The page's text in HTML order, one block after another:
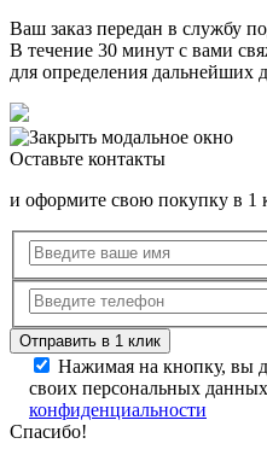
Ваш заказ передан в службу
В течение 30 минут с вами
для определения дальнейших
Оставьте контакты
и оформите свою покупку в 1
Нажимая на кнопку, вы
своих персональных
конфиденциальности
Спасибо!